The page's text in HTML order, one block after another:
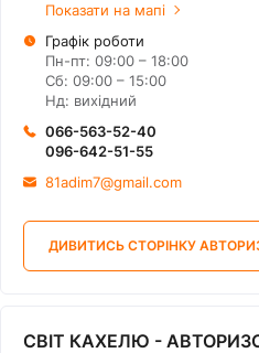
Показати на мапі
Графік роботи
Пн-пт: 09:00 – 18:00
Сб: 09:00 – 15:00
Нд: вихідний
066-563-52-40
096-642-51-55
81adim7@gmail.com
ДИВИТИСЬ СТОРІНКУ
СВІТ КАХЕЛЮ -